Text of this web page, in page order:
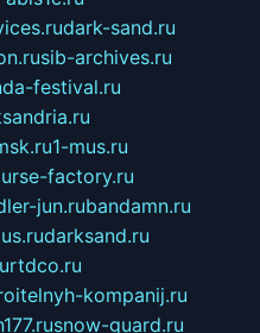
dark-sand.ru
sib-archives.ru
festival.ru
1-mus.ru
factory.ru
jun.rubandamn.ru
darksand.ru
rtdco.ru
kompanij.ru
snow-guard.ru